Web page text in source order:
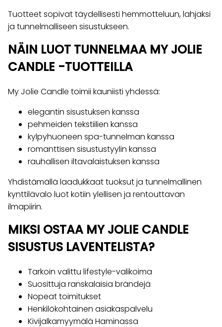
Tuotteet sopivat täydellisesti hemmotteluun, lahjaksi
ja tunnelmalliseen sisustukseen.
NÄIN LUOT TUNNELMAA MY JOLIE
CANDLE -TUOTTEILLA
My Jolie Candle toimii kauniisti yhdessä:
elegantin sisustuksen kanssa
pehmeiden tekstiilien kanssa
kylpyhuoneen spa-tunnelman kanssa
romanttisen sisustustyylin kanssa
rauhallisen iltavalaistuksen kanssa
Yhdistämällä laadukkaat tuoksut ja tunnelmallinen
kynttilävalo luot kotiin ylellisen ja rentouttavan
ilmapiirin.
MIKSI OSTAA MY JOLIE CANDLE
SISUSTUS LAVENTELISTA?
Tarkoin valittu lifestyle-valikoima
Suosittuja ranskalaisia brändejä
Nopeat toimitukset
Henkilökohtainen asiakaspalvelu
Kivijalkamyymälä Haminassa